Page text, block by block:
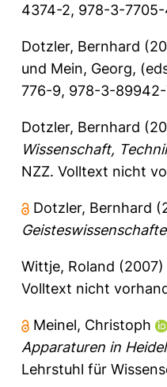
4374-2, 978-3-
Dotzler, Bernhard
und Mein, Georg,
776-9, 978-3-
Dotzler, Bernhard
Wissenschaft,
NZZ. Volltext nicht
Dotzler, Bernhard
Wittje, Roland (2007)
Volltext nicht
Meinel, Christoph
Apparaturen in
Lehrstuhl für